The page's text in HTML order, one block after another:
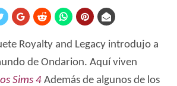
Royalty and Legacy introdujo a
de Ondarion. Aquí viven
Sims 4 Además de algunos de los